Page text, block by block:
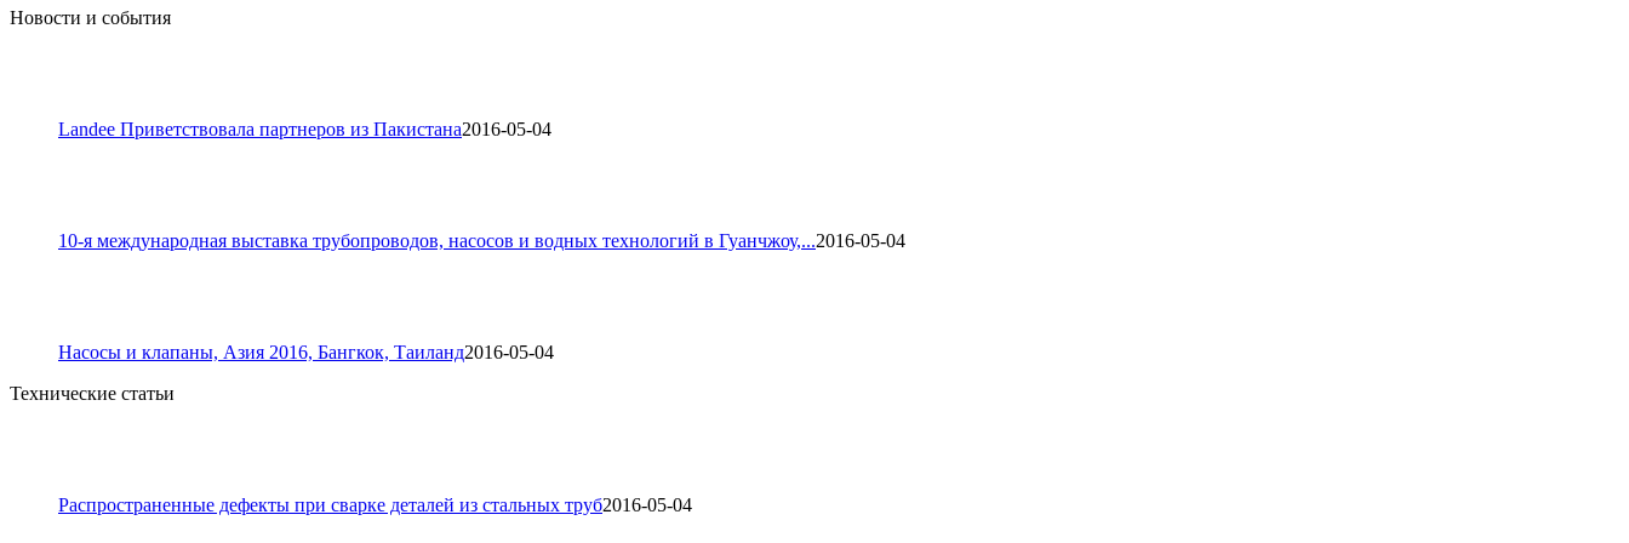
Новости и события
Landee Приветствовала партнеров из Пакистана2016-05-04
10-я международная выставка трубопроводов, насосов и водных технологий в Гуанчжоу,...2016-05-04
Насосы и клапаны, Азия 2016, Бангкок, Таиланд2016-05-04
Технические статьи
Распространенные дефекты при сварке деталей из стальных труб2016-05-04